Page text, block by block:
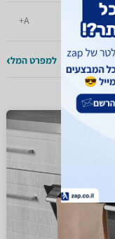
A+
למפרט המלא